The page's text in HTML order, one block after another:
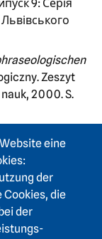
eine
der
die
der
9: Серія
Zeszyt
2000. S.
in den
98: Германська